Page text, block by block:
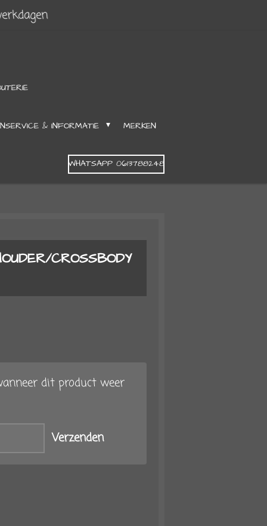
& INFORMATIE MERKEN
WHATSAPP 0613788248
CROSSBODY
dit product weer
Verzenden